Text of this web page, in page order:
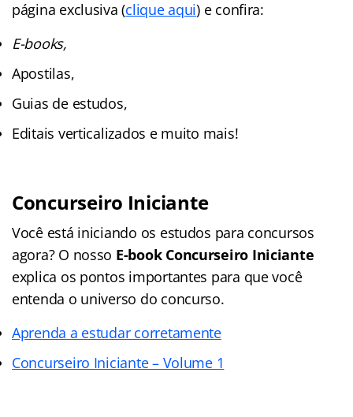
página exclusiva (clique aqui) e confira:
E-books,
Apostilas,
Guias de estudos,
Editais verticalizados e muito mais!
Concurseiro Iniciante
Você está iniciando os estudos para concursos
agora? O nosso E-book Concurseiro Iniciante
explica os pontos importantes para que você
entenda o universo do concurso.
Aprenda a estudar corretamente
Concurseiro Iniciante – Volume 1